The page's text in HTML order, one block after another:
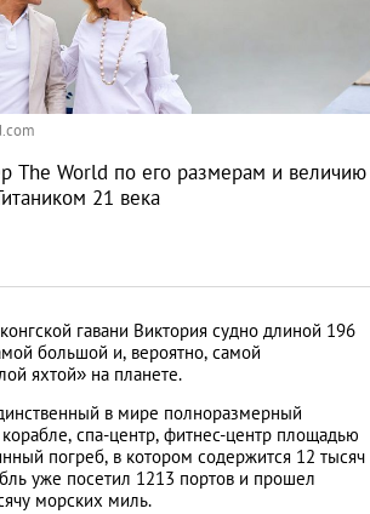
The World по его размерам и величию
21 века
гавани Виктория судно длиной 196
большой и, вероятно, самой
яхтой» на планете.
в мире полноразмерный
спа-центр, фитнес-центр площадью
погреб, в котором содержится 12 тысяч
уже посетил 1213 портов и прошел
морских миль.